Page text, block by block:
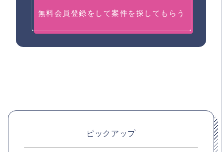
無料会員登録をして案件を探してもらう
ピックアップ